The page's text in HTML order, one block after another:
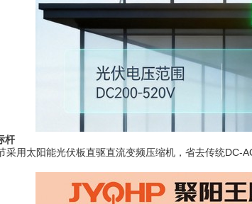
杆
采用太阳能光伏板直驱直流变频压缩机，省去传统